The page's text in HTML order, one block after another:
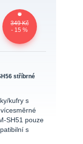
349 Kč
- 15 %
stříbrné
kufry s
SH51 pouze
s